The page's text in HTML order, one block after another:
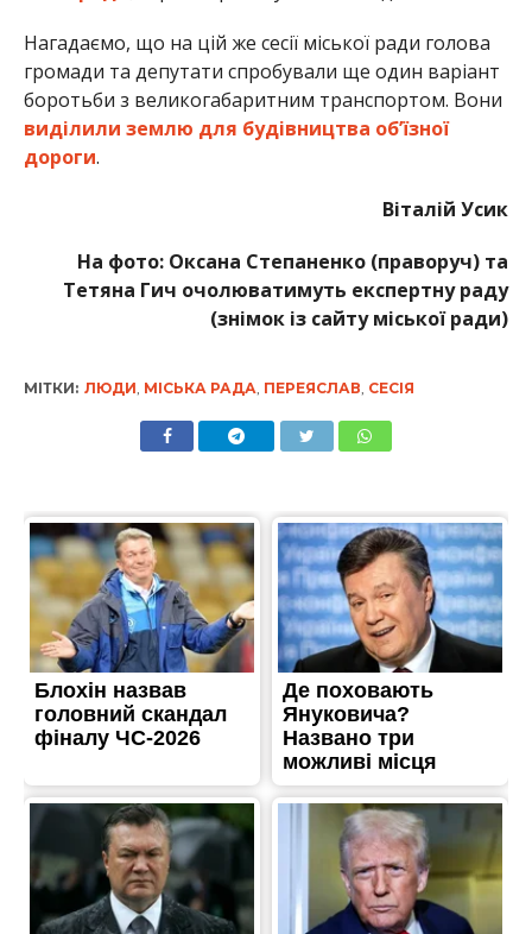
Нагадаємо, що на цій же сесії міської ради голова
громади та депутати спробували ще один варіант
боротьби з великогабаритним транспортом. Вони
виділили землю для будівництва об’їзної
дороги.
Віталій Усик
На фото: Оксана Степаненко (праворуч) та
Тетяна Гич очолюватимуть експертну раду
(знімок із сайту міської ради)
МІТКИ: ЛЮДИ, МІСЬКА РАДА, ПЕРЕЯСЛАВ, СЕСІЯ